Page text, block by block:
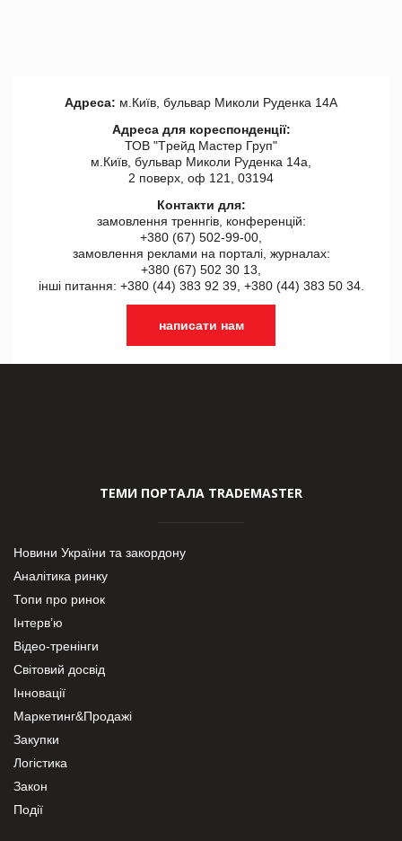
Адреса: м.Київ, бульвар Миколи Руденка 14А
Адреса для кореспонденції:
ТОВ "Tрейд Мастер Груп"
м.Київ, бульвар Миколи Руденка 14а,
2 поверх, оф 121, 03194
Контакти для:
замовлення треннгів, конференцій:
+380 (67) 502-99-00,
замовлення реклами на порталі, журналах:
+380 (67) 502 30 13,
інші питання: +380 (44) 383 92 39, +380 (44) 383 50 34.
написати нам
ТЕМИ ПОРТАЛА TRADEMASTER
Новини України та закордону
Аналітика ринку
Топи про ринок
Інтерв’ю
Відео-тренінги
Світовий досвід
Інновації
Маркетинг&Продажі
Закупки
Логістика
Закон
Події